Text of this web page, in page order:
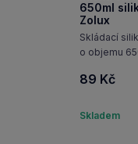
Miska
650ml
Zolux
Skládací
pomůcka,
89 Kč